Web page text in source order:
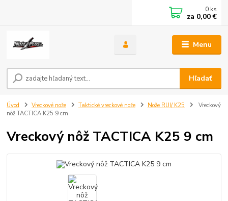
Menu
Hľadať
0 ks
za 0,00 €
Úvod Vreckové nože Taktické vreckové nože Nože RUI/ K25
Vreckový
nôž TACTICA K25 9 cm
Vreckový nôž TACTICA K25 9 cm